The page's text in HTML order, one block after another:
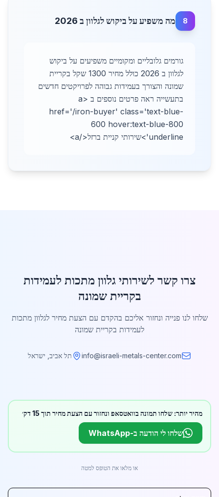
8 מה משפיע על ביקוש לגלוון ב 2026
גורמים גלובליים ומקומיים משפיעים על ביקוש
לגלוון ב 2026 כולל מחיר 1300 שקל בקריית
שמונה והצורך בעמידות גבוהה לפרויקטים חדשים
בתעשייה ראה פרטים נוספים ב <a
href='/iron-buyer' class='text-blue-
600 hover:text-blue-800
underline'>שירותי קניית ברזל</a>
צרו קשר לשירותי גלוון מתכות לעמידות
בקריית שמונה
שלחו לנו פנייה ונחזור אליכם בהקדם עם הצעת מחיר לגלוון מתכות
לעמידות בקריית שמונה
info@israeli-metals-center.com תל אביב, ישראל
מהיר יותר: שלחו תמונה בוואטסאפ ונחזור עם הצעת מחיר תוך 15 דק׳
שלחו לי הודעה ב-WhatsApp
או מלאו את הטופס למטה